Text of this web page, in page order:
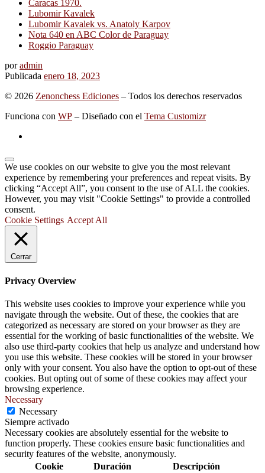
Caracas 1970.
Lubomir Kavalek
Lubomir Kavalek vs. Anatoly Karpov
Nota 640 en ABC Color de Paraguay
Roggio Paraguay
poradmin
Publicada enero 18, 2023
© 2026 Zenonchess Ediciones – Todos los derechos reservados
Funciona con WP – Diseñado con el Tema Customizr
We use cookies on our website to give you the most relevant
experience by remembering your preferences and repeat visits. By
clicking “Accept All”, you consent to the use of ALL the cookies.
However, you may visit "Cookie Settings" to provide a controlled
consent.
Cookie Settings Accept All
Cerrar
Privacy Overview
This website uses cookies to improve your experience while you
navigate through the website. Out of these, the cookies that are
categorized as necessary are stored on your browser as they are
essential for the working of basic functionalities of the website. We
also use third-party cookies that help us analyze and understand how
you use this website. These cookies will be stored in your browser
only with your consent. You also have the option to opt-out of these
cookies. But opting out of some of these cookies may affect your
browsing experience.
Necessary
Necessary
Siempre activado
Necessary cookies are absolutely essential for the website to
function properly. These cookies ensure basic functionalities and
security features of the website, anonymously.
Cookie
Duración Descripción